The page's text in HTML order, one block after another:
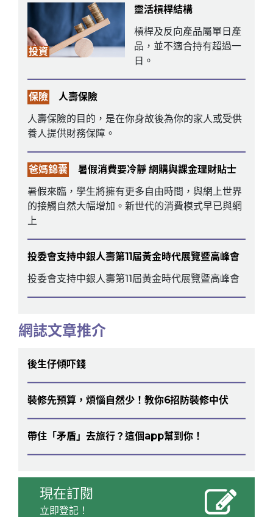
投資
靈活槓桿結構
槓桿及反向產品屬單日產
品，並不適合持有超過一
日。
保險
人壽保險
人壽保險的目的，是在你身故後為你的家人或受供
養人提供財務保障。
爸媽錦囊
暑假消費要冷靜 網購與課金理財貼士
暑假來臨，學生將擁有更多自由時間，與網上世界
的接觸自然大幅增加。新世代的消費模式早已與網
上
投委會支持中銀人壽第11屆黃金時代展覽暨高峰會
投委會支持中銀人壽第11屆黃金時代展覽暨高峰會
網誌文章推介
後生仔傾吓錢
裝修先預算，煩惱自然少！教你6招防裝修中伏
帶住「矛盾」去旅行？這個app幫到你！
現在訂閱
立即登記！